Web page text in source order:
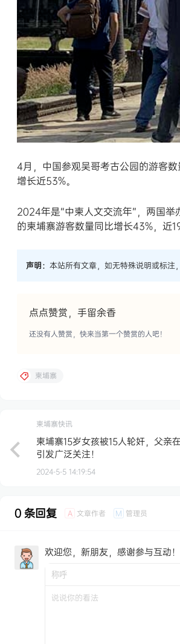
4月，中国参观吴哥考古公园的游客
增长近53%。
2024年是“中柬人文交流年”，两国
的柬埔寨游客数量同比增长43%，近
声明： 本站所有文章，如无特殊说明或标注
点点赞赏，手留余香
还没有人赞赏，快来当第一个赞赏的人吧！
柬埔寨
柬埔寨快讯
柬埔寨15岁女孩被15人轮奸，父亲
引发广泛关注！
2024-5-5 14:19:54
0 条回复 A 文章作者 M 管理员
欢迎您，新朋友，感谢参与互动！